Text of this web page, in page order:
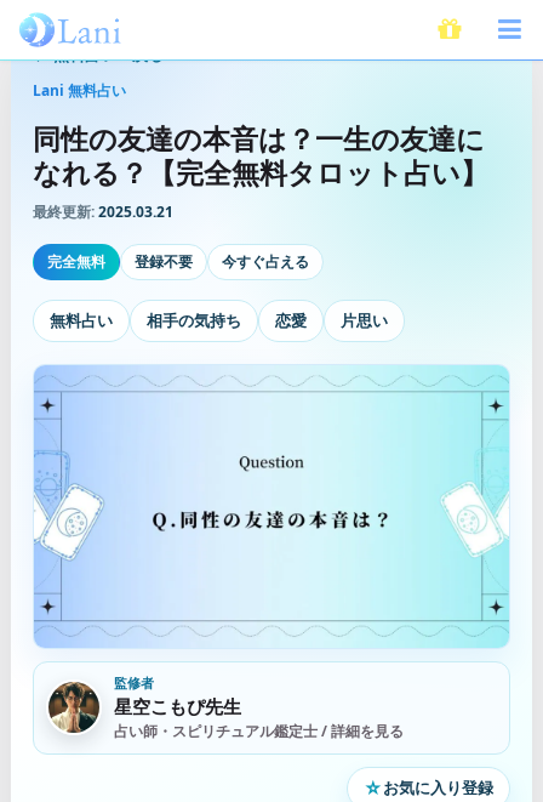
Lani 無料占い
同性の友達の本音は？一生の友達に
なれる？【完全無料タロット占い】
最終更新:2025.03.21
完全無料 登録不要 今すぐ占える
無料占い 相手の気持ち 恋愛 片思い
監修者
星空こもぴ先生
占い師・スピリチュアル鑑定士 / 詳細を見る
☆お気に入り登録